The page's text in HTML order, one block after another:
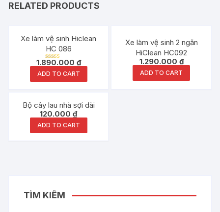
RELATED PRODUCTS
Xe làm vệ sinh Hiclean
HC 086
Rated
out of 5
1.890.000 ₫
ADD TO CART
Xe làm vệ sinh 2 ngăn
HiClean HC092
1.290.000 ₫
ADD TO CART
Bộ cây lau nhà sợi dài
120.000₫
ADD TO CART
TÌM KIẾM